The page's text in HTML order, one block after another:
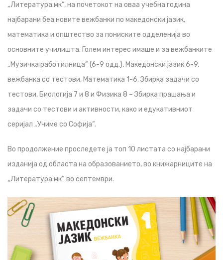
„Литература.мк“, на почетокот на оваа учебна година
најбарани беа новите вежбанки по македонски јазик,
математика и општество за пониските одделенија во
основните училишта. Голем интерес имаше и за вежбанките
„Музичка работилница“ (6-9 одд.), Македонски јазик 6-9,
вежбанка со тестови, Математика 1-6, Збирка задачи со
тестови, Биологија 7 и 8 и Физика 8 – Збирка прашања и
задачи со тестови и активности, како и едукативниот
серијал „Учиме со Софија“.
Во продолжение проследете ја топ 10 листата со најбарани
изданија од областа на образованието, во книжарниците на
„Литература.мк“ во септември.